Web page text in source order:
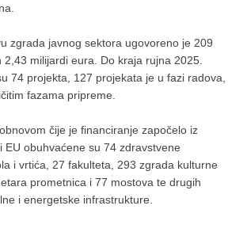
zgrada javnog sektora ugovoreno je 209
2,43 milijardi eura. Do kraja rujna 2025.
74 projekta, 127 projekata je u fazi radova,
fazama pripreme.
čije je financiranje započelo iz
EU obuhvaćene su 74 zdravstvene
i vrtića, 27 fakulteta, 293 zgrada kulturne
prometnica i 77 mostova te drugih
i energetske infrastrukture.